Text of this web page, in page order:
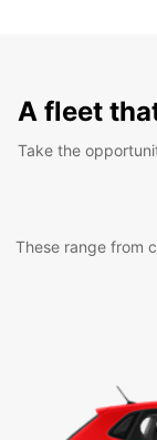
A fleet
Take the
These range from